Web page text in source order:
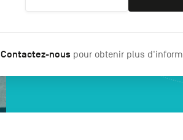
Contactez-nous pour obtenir plus